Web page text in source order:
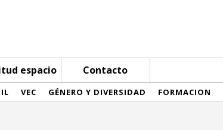
espacio Contacto
VEC GÉNERO Y DIVERSIDAD FORMACION